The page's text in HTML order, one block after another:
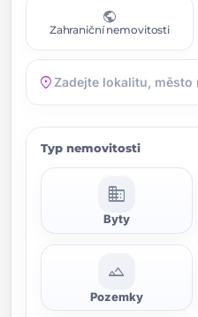
public
Zahraniční nemovitosti
location_on
Typ nemovitosti
domain
Byty
landscape
Pozemky